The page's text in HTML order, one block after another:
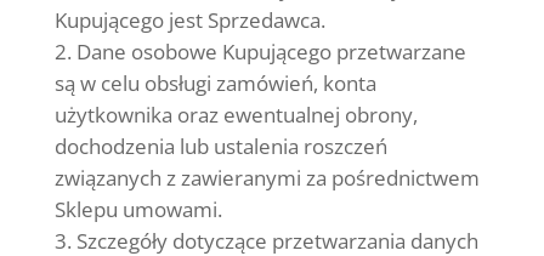
Kupującego jest Sprzedawca.
Dane osobowe Kupującego przetwarzane
są w celu obsługi zamówień, konta
użytkownika oraz ewentualnej obrony,
dochodzenia lub ustalenia roszczeń
związanych z zawieranymi za pośrednictwem
Sklepu umowami.
Szczegóły dotyczące przetwarzania danych